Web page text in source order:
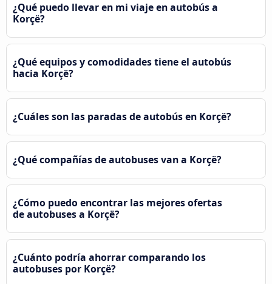
¿Qué puedo llevar en mi viaje en autobús a
Korçë?
¿Qué equipos y comodidades tiene el autobús
hacia Korçë?
¿Cuáles son las paradas de autobús en Korçë?
¿Qué compañías de autobuses van a Korçë?
¿Cómo puedo encontrar las mejores ofertas
de autobuses a Korçë?
¿Cuánto podría ahorrar comparando los
autobuses por Korçë?